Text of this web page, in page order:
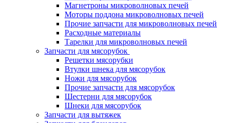
Магнетроны микроволновых печей
Моторы поддона микроволновых печей
Прочие запчасти для микроволновых печей
Расходные материалы
Тарелки для микроволновых печей
Запчасти для мясорубок
Решетки мясорубки
Втулки шнека для мясорубок
Ножи для мясорубок
Прочие запчасти для мясорубок
Шестерни для мясорубок
Шнеки для мясорубок
Запчасти для вытяжек